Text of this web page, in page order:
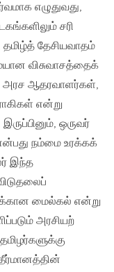
எழுதுவது,
சரி
தேசியவாதம்
விசுவாசத்தைக்
அரச ஆதரவாளர்கள்,
என்று
ஒருவர்
நம்மை உரக்கக்
இந்த
மைல்கல் என்று
அரசியற்